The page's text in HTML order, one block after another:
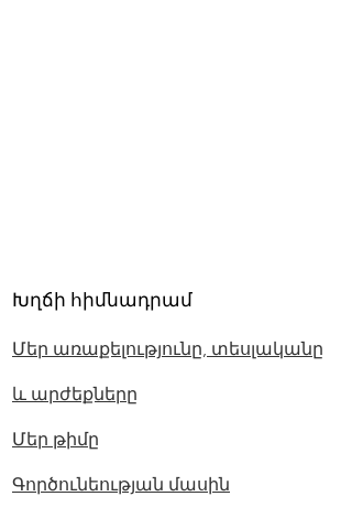
Խղճի հիմնադրամ
Մեր առաքելությունը, տեսլականը
և արժեքները
Մեր թիմը
Գործունեության մասին